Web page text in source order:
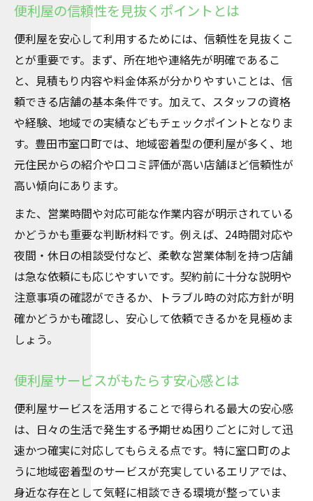
便利屋の信頼性を見抜くポイントとは
便利屋を安心して利用するためには、信頼性を見抜くこ
とが重要です。まず、所在地や連絡先が明確であるこ
と、見積もり内容や料金体系が分かりやすいことは、信
頼できる店舗の基本条件です。加えて、スタッフの資格
や経験、地域での実績などもチェックポイントとなりま
す。豊田市室口町では、地域密着型の便利屋が多く、地
元住民からの紹介や口コミ評価が高い店舗ほど信頼性が
高い傾向にあります。
また、営業時間や対応可能な作業内容が明示されている
かどうかも重要な判断材料です。例えば、24時間対応や
夜間・休日の相談受付など、柔軟な営業体制を持つ店舗
は急な依頼にも応じやすいです。契約前に十分な説明や
注意事項の確認ができるか、トラブル時の対応方針が明
確かどうかも確認し、安心して依頼できるかを見極めま
しょう。
便利屋サービスがもたらす安心感とは
便利屋サービスを活用することで得られる最大の安心感
は、日々の生活で発生する予期せぬ困りごとに対して迅
速かつ確実に対応してもらえる点です。特に室口町のよ
うに地域密着型のサービスが充実しているエリアでは、
身近な存在として気軽に相談できる環境が整っていま